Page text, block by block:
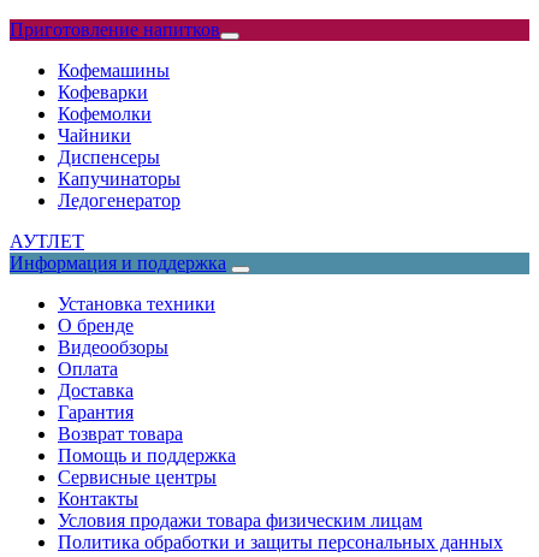
Приготовление напитков
Кофемашины
Кофеварки
Кофемолки
Чайники
Диспенсеры
Капучинаторы
Ледогенератор
АУТЛЕТ
Информация и поддержка
Установка техники
О бренде
Видеообзоры
Оплата
Доставка
Гарантия
Возврат товара
Помощь и поддержка
Сервисные центры
Контакты
Условия продажи товара физическим лицам
Политика обработки и защиты персональных данных